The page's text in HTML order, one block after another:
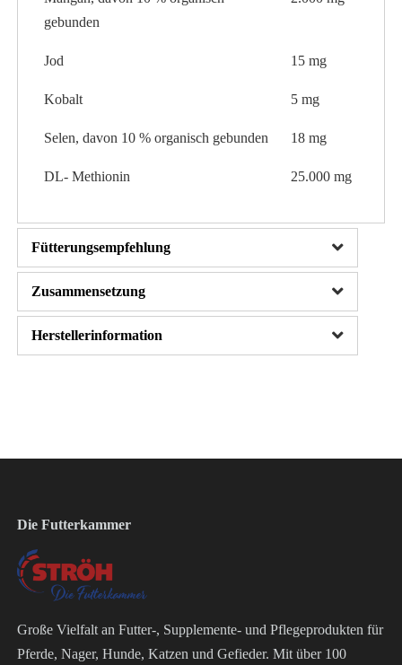
gebunden
Jod 15 mg
Kobalt 5 mg
Selen, davon 10 % organisch gebunden 18 mg
DL- Methionin 25.000 mg
Fütterungsempfehlung
Zusammensetzung
Herstellerinformation
Die Futterkammer
Große Vielfalt an Futter-, Supplemente- und Pflegeprodukten für
Pferde, Nager, Hunde, Katzen und Gefieder. Mit über 100